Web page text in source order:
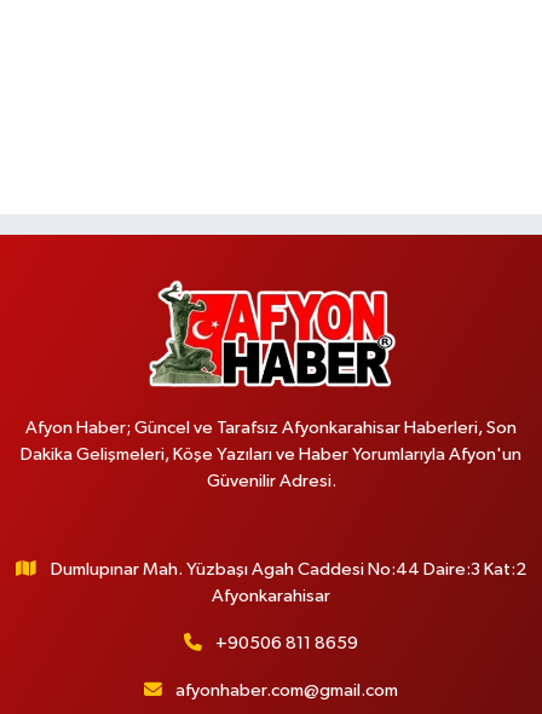
Afyon Haber; Güncel ve Tarafsız Afyonkarahisar Haberleri, Son
Dakika Gelişmeleri, Köşe Yazıları ve Haber Yorumlarıyla Afyon'un
Güvenilir Adresi.
Dumlupınar Mah. Yüzbaşı Agah Caddesi No:44 Daire:3 Kat:2
Afyonkarahisar
+90506 811 8659
afyonhaber.com@gmail.com